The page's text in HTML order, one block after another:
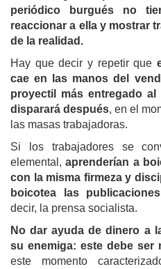
periódico burgués no
reaccionar a ella y mostrar
de la realidad.
Hay que decir y repetir que
cae en las manos del
proyectil más entregado
disparará después, en el
las masas trabajadoras.
Si los trabajadores se
elemental,aprenderían a
con la misma firmeza y
boicotea las
decir, la prensa socialista.
No dar ayuda de dinero a
su enemiga: este debe ser
este momento